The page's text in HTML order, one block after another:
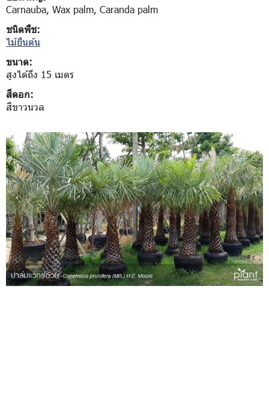
Carnauba, Wax palm, Caranda palm
ชนิดพืช:
ไม้ยืนต้น
ขนาด:
สูงได้ถึง 15 เมตร
สีดอก:
สีขาวนวล